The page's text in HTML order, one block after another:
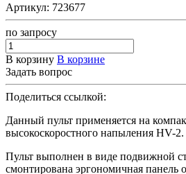
Артикул: 723677
по запросу
В корзину В корзине
Задать вопрос
Поделиться ссылкой:
Данный пульт применяется на
высокоскоростного напыления HV-2.
Пульт выполнен в виде подвижной
смонтирована эргономичная панель